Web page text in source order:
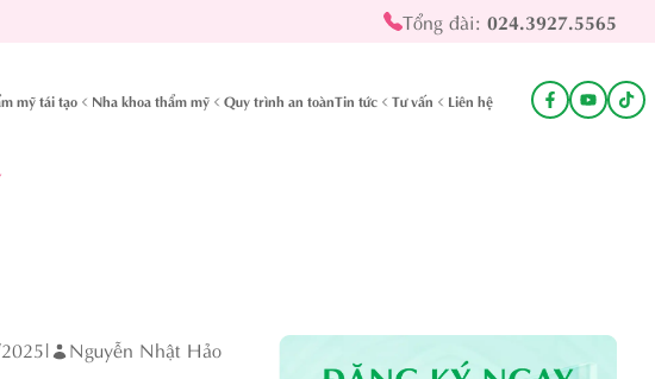
Tổng đài: 024.3927.5565
mỹ tái tạo Nha khoa thẩm mỹ Quy trình an toànTin tức Tư vấn Liên hệ
| Nguyễn Nhật Hảo